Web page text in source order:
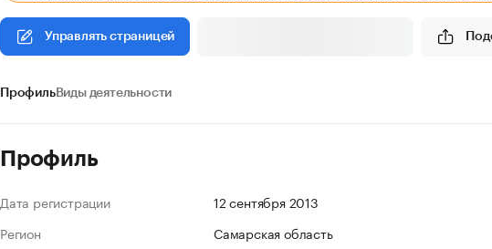
Управлять страницей
ПрофильВиды деятельности
Профиль
Дата регистрации
12 сентября 2013
Регион
Самарская область